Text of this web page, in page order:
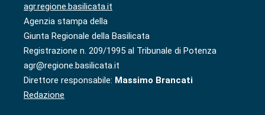
agr.regione.basilicata.it
Agenzia stampa della
Giunta Regionale della Basilicata
Registrazione n. 209/1995 al Tribunale di Potenza
agr@regione.basilicata.it
Direttore responsabile: Massimo Brancati
Redazione